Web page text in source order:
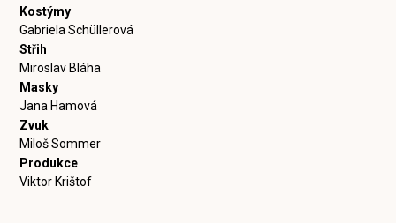
Kostýmy
Gabriela Schüllerová
Střih
Miroslav Bláha
Masky
Jana Hamová
Zvuk
Miloš Sommer
Produkce
Viktor Krištof